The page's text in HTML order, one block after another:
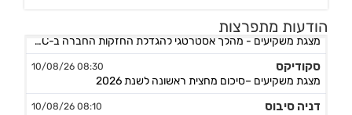
הודעות מתפרצות
דוראל אנרגיה
סקודיקס
מצגת משקיעים –סיכום מחצית ראשונה לשנת 2026
דניה סיבוס